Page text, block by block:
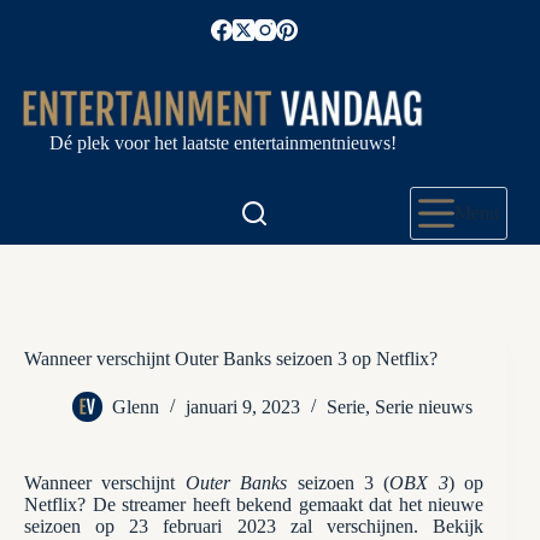
Dé plek voor het laatste entertainmentnieuws!
Menu
Wanneer verschijnt Outer Banks seizoen 3 op Netflix?
Glenn januari 9, 2023 Serie, Serie nieuws
Wanneer verschijnt Outer Banks seizoen 3 (OBX 3) op
Netflix? De streamer heeft bekend gemaakt dat het nieuwe
seizoen op 23 februari 2023 zal verschijnen. Bekijk